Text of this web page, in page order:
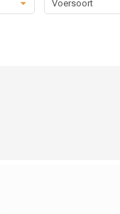
Voersoort